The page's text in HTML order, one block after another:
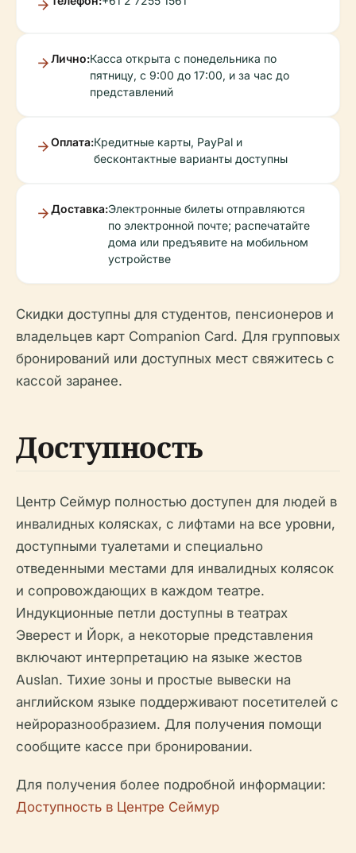
Лично:Касса открыта с понедельника по
пятницу, с 9:00 до 17:00, и за час до
представлений
Оплата:Кредитные карты, PayPal и
бесконтактные варианты доступны
Доставка:Электронные билеты отправляются
по электронной почте; распечатайте
дома или предъявите на мобильном
устройстве
Скидки доступны для студентов, пенсионеров и
владельцев карт Companion Card. Для групповых
бронирований или доступных мест свяжитесь с
кассой заранее.
Доступность
Центр Сеймур полностью доступен для людей в
инвалидных колясках, с лифтами на все уровни,
доступными туалетами и специально
отведенными местами для инвалидных колясок
и сопровождающих в каждом театре.
Индукционные петли доступны в театрах
Эверест и Йорк, а некоторые представления
включают интерпретацию на языке жестов
Auslan. Тихие зоны и простые вывески на
английском языке поддерживают посетителей с
нейроразнообразием. Для получения помощи
сообщите кассе при бронировании.
Для получения более подробной информации:
Доступность в Центре Сеймур